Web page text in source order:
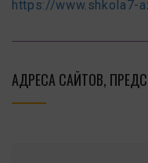
https://www.shkola7-
АДРЕСА САЙТОВ,